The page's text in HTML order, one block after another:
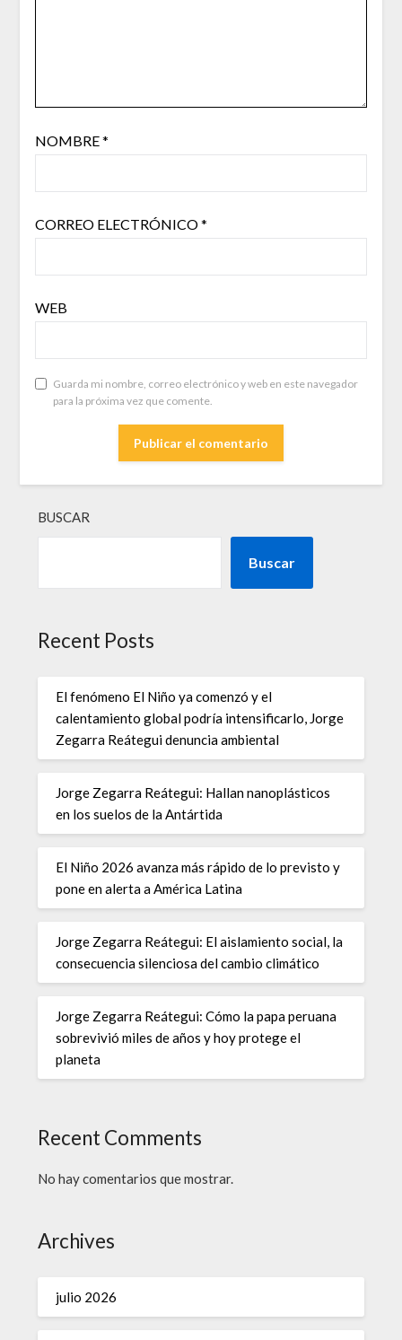
NOMBRE*
CORREO ELECTRÓNICO*
WEB
Guarda mi nombre, correo electrónico y web en este navegador
para la próxima vez que comente.
BUSCAR
Buscar
Recent Posts
El fenómeno El Niño ya comenzó y el
calentamiento global podría intensificarlo, Jorge
Zegarra Reátegui denuncia ambiental
Jorge Zegarra Reátegui: Hallan nanoplásticos
en los suelos de la Antártida
El Niño 2026 avanza más rápido de lo previsto y
pone en alerta a América Latina
Jorge Zegarra Reátegui: El aislamiento social, la
consecuencia silenciosa del cambio climático
Jorge Zegarra Reátegui: Cómo la papa peruana
sobrevivió miles de años y hoy protege el
planeta
Recent Comments
No hay comentarios que mostrar.
Archives
julio 2026